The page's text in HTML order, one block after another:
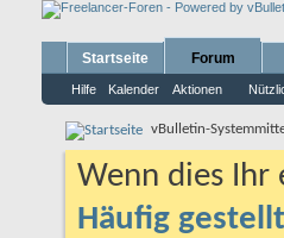
Startseite Forum
Hilfe Kalender Aktionen
vBulletin-
Wenn dies Ihr
Häufig